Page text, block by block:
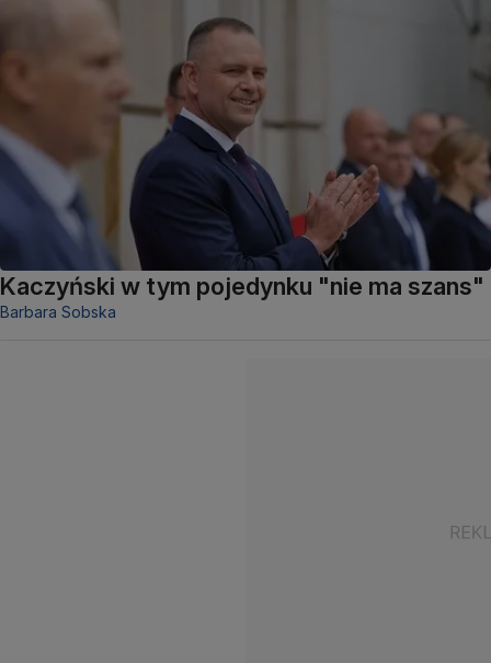
Kaczyński w tym pojedynku "nie ma szans"
Barbara Sobska